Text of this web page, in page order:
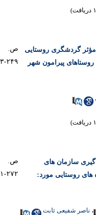
گردشگری روستایی
پیرامون شهر
ص.
۲۴۹-۲۳۳
سازمان های
روستایی مورد:
ص.
۲۷۲-۲۵۱
شفیعی ثابت